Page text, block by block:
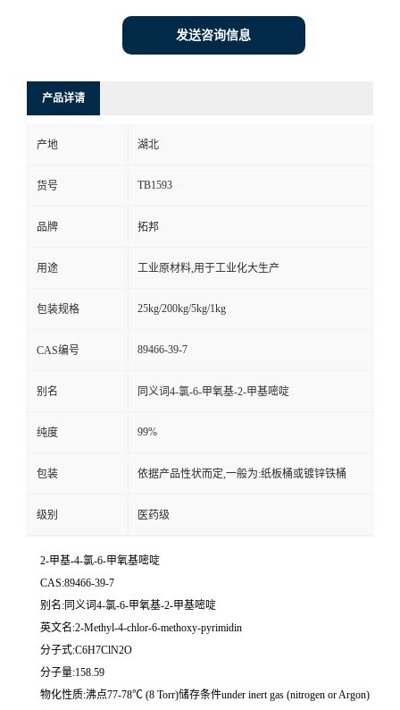
发送咨询信息
产品详请
产地 湖北
货号 TB1593
品牌 拓邦
用途 工业原材料,用于工业化大生产
包装规格 25kg/200kg/5kg/1kg
CAS编号 89466-39-7
别名 同义词4-氯-6-甲氧基-2-甲基嘧啶
纯度 99%
包装 依据产品性状而定,一般为:纸板桶或镀锌铁桶
级别 医药级
2-甲基-4-氯-6-甲氧基嘧啶
CAS:89466-39-7
别名:同义词4-氯-6-甲氧基-2-甲基嘧啶
英文名:2-Methyl-4-chlor-6-methoxy-pyrimidin
分子式:C6H7ClN2O
分子量:158.59
物化性质:沸点77-78℃ (8 Torr)储存条件under inert gas (nitrogen or Argon)